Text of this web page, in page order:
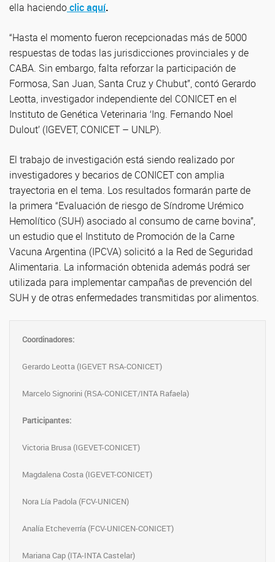
ella haciendoclic aquí.
“Hasta el momento fueron recepcionadas más de 5000
respuestas de todas las jurisdicciones provinciales y de
CABA. Sin embargo, falta reforzar la participación de
Formosa, San Juan, Santa Cruz y Chubut”, contó Gerardo
Leotta, investigador independiente del CONICET en el
Instituto de Genética Veterinaria ‘Ing. Fernando Noel
Dulout’ (IGEVET, CONICET – UNLP).
El trabajo de investigación está siendo realizado por
investigadores y becarios de CONICET con amplia
trayectoria en el tema. Los resultados formarán parte de
la primera “Evaluación de riesgo de Síndrome Urémico
Hemolítico (SUH) asociado al consumo de carne bovina”,
un estudio que el Instituto de Promoción de la Carne
Vacuna Argentina (IPCVA) solicitó a la Red de Seguridad
Alimentaria. La información obtenida además podrá ser
utilizada para implementar campañas de prevención del
SUH y de otras enfermedades transmitidas por alimentos.
Coordinadores:
Gerardo Leotta (IGEVET RSA-CONICET)
Marcelo Signorini (RSA-CONICET/INTA Rafaela)
Participantes:
Victoria Brusa (IGEVET-CONICET)
Magdalena Costa (IGEVET-CONICET)
Nora Lía Padola (FCV-UNICEN)
Analía Etcheverría (FCV-UNICEN-CONICET)
Mariana Cap (ITA-INTA Castelar)